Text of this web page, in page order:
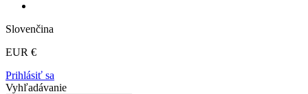
Slovenčina
EUR €
Prihlásiť sa
Vyhľadávanie